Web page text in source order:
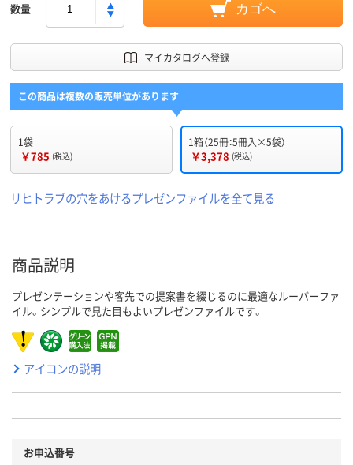
数量 カゴへ
マイカタログへ登録
この商品は複数の販売単位があります
1袋
￥785 (税込)
1箱（25冊：5冊入×5袋）
￥3,378 (税込)
リヒトラブの穴をあけるプレゼンファイルを全て見る
商品説明
プレゼンテーションや客先での提案書を綴じるのに最適なルーパーファ
イル。シンプルで見た目もよいプレゼンファイルです。
アイコンの説明
お申込番号